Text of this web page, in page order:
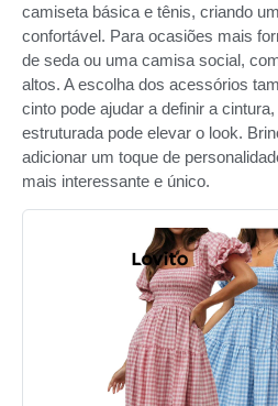
camiseta básica e tênis, criando
confortável. Para ocasiões mais
de seda ou uma camisa social,
altos. A escolha dos acessórios
cinto pode ajudar a definir a
estruturada pode elevar o look.
adicionar um toque de
mais interessante e único.